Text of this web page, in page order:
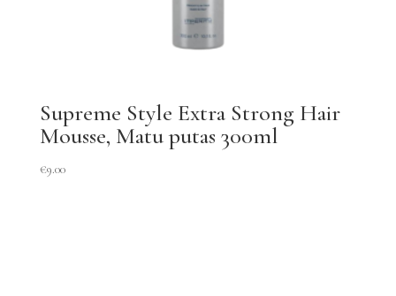
Supreme Style Extra Strong Hair
Mousse, Matu putas 300ml
€9.00